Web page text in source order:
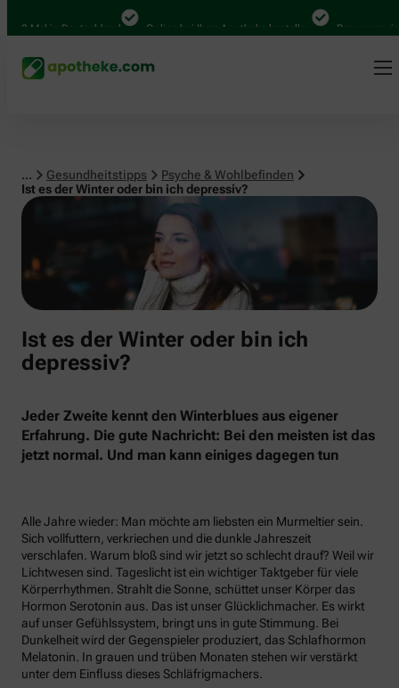
Mal in Deutschland Online bei Ihrer Apotheke bestellen Bequem
... Gesundheitstipps
Psyche & Wohlbefinden
Ist es der Winter oder bin ich depressiv?
Psyche & Wohlbefinden
Ist es der Winter oder bin ich
depressiv?
Jeder Zweite kennt den Winterblues aus eigener
Erfahrung. Die gute Nachricht: Bei den meisten ist das
jetzt normal. Und man kann einiges dagegen tun
Alle Jahre wieder: Man möchte am liebsten ein Murmeltier sein.
Sich vollfuttern, verkriechen und die dunkle Jahreszeit
verschlafen. Warum bloß sind wir jetzt so schlecht drauf? Weil wir
Lichtwesen sind. Tageslicht ist ein wichtiger Taktgeber für viele
Körperrhythmen. Strahlt die Sonne, schüttet unser Körper das
Hormon Serotonin aus. Das ist unser Glücklichmacher. Es wirkt
auf unser Gefühlssystem, bringt uns in gute Stimmung. Bei
Dunkelheit wird der Gegenspieler produziert, das Schlafhormon
Melatonin. In grauen und trüben Monaten stehen wir verstärkt
unter dem Einfluss dieses Schläfrigmachers.